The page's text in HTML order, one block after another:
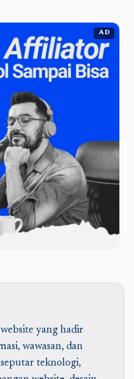
AD
yang hadir
wawasan, dan
teknologi,